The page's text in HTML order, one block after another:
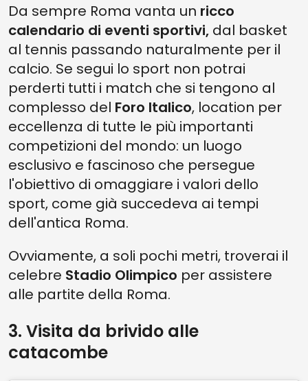
Da sempre Roma vanta un ricco
calendario di eventi sportivi, dal basket
al tennis passando naturalmente per il
calcio. Se segui lo sport non potrai
perderti tutti i match che si tengono al
complesso del Foro Italico, location per
eccellenza di tutte le più importanti
competizioni del mondo: un luogo
esclusivo e fascinoso che persegue
l'obiettivo di omaggiare i valori dello
sport, come già succedeva ai tempi
dell'antica Roma.
Ovviamente, a soli pochi metri, troverai il
celebre Stadio Olimpico per assistere
alle partite della Roma.
3. Visita da brivido alle
catacombe